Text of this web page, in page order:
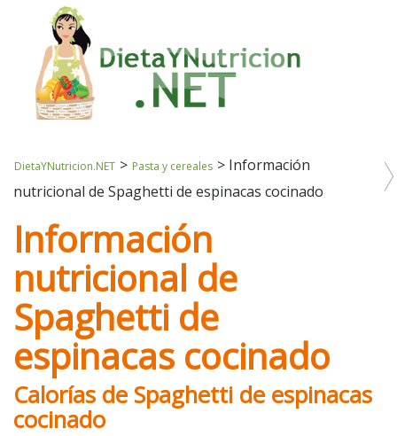
DietaYNutricion.NET > Pasta y cereales > Información
nutricional de Spaghetti de espinacas cocinado
Información
nutricional de
Spaghetti de
espinacas cocinado
Calorías de Spaghetti de espinacas
cocinado